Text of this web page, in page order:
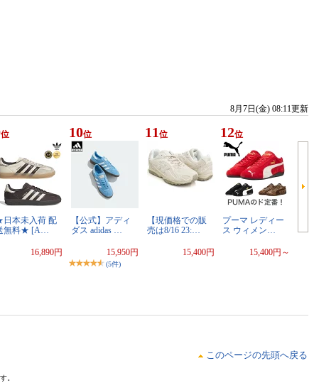
8月7日(金) 08:11更新
位
本未入荷 配
無料★ [A…
16,890円
10位
【公式】アディ
ダス adidas …
15,950円
(5件)
11 位
【現価格での販
売は8/16 23:…
15,400円
12位
プーマ レディー
ス ウィメン…
15,400円～
このページの先頭へ戻る
。